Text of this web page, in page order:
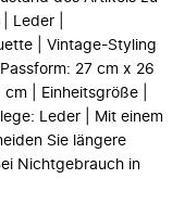
Leder |
| Vintage-Styling
27 cm x 26
| Einheitsgröße |
Leder | Mit einem
Sie längere
Nichtgebrauch in